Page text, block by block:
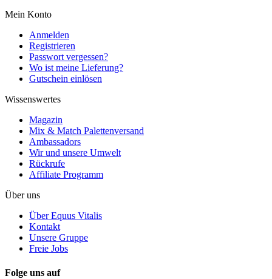
Mein Konto
Anmelden
Registrieren
Passwort vergessen?
Wo ist meine Lieferung?
Gutschein einlösen
Wissenswertes
Magazin
Mix & Match Palettenversand
Ambassadors
Wir und unsere Umwelt
Rückrufe
Affiliate Programm
Über uns
Über Equus Vitalis
Kontakt
Unsere Gruppe
Freie Jobs
Folge uns auf